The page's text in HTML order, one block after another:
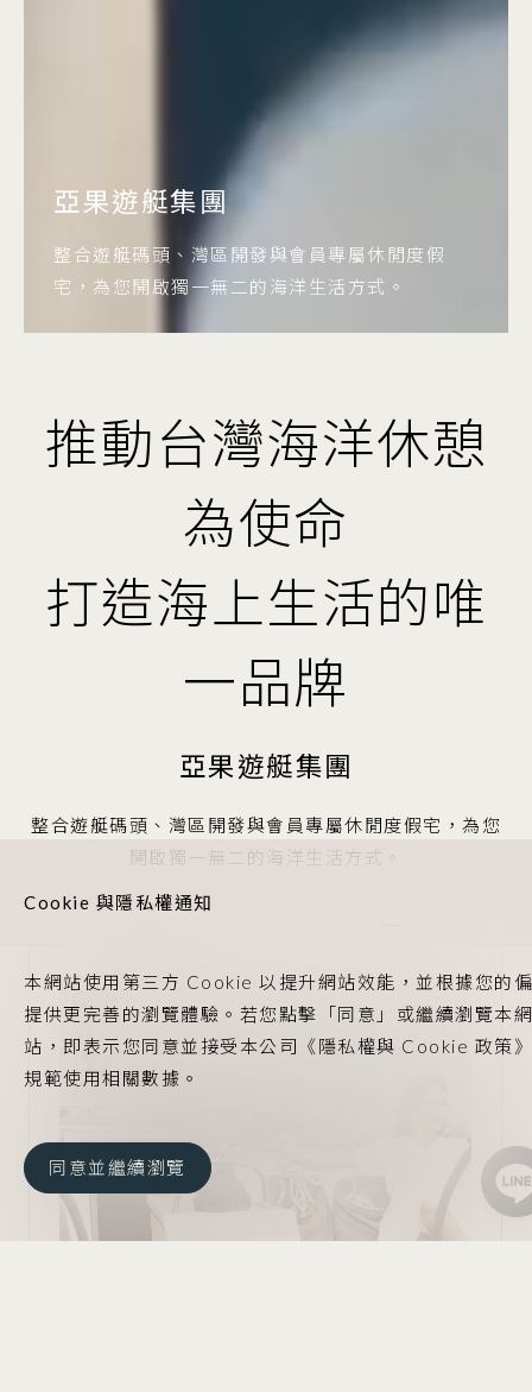
亞果遊艇集團
整合遊艇碼頭、灣區開發與會員專屬休閒度假
宅，為您開啟獨一無二的海洋生活方式。
推動台灣海洋休憩
為使命
打造海上生活的唯
一品牌
亞果遊艇集團
整合遊艇碼頭、灣區開發與會員專屬休閒度假宅，為您
開啟獨一無二的海洋生活方式。
Cookie 與隱私權通知
本網站使用第三方 Cookie 以提升網站效能，並根據您的
提供更完善的瀏覽體驗。若您點擊「同意」或繼續瀏覽本網
站，即表示您同意並接受本公司《隱私權與 Cookie 政策
規範使用相關數據。
同意並繼續瀏覽